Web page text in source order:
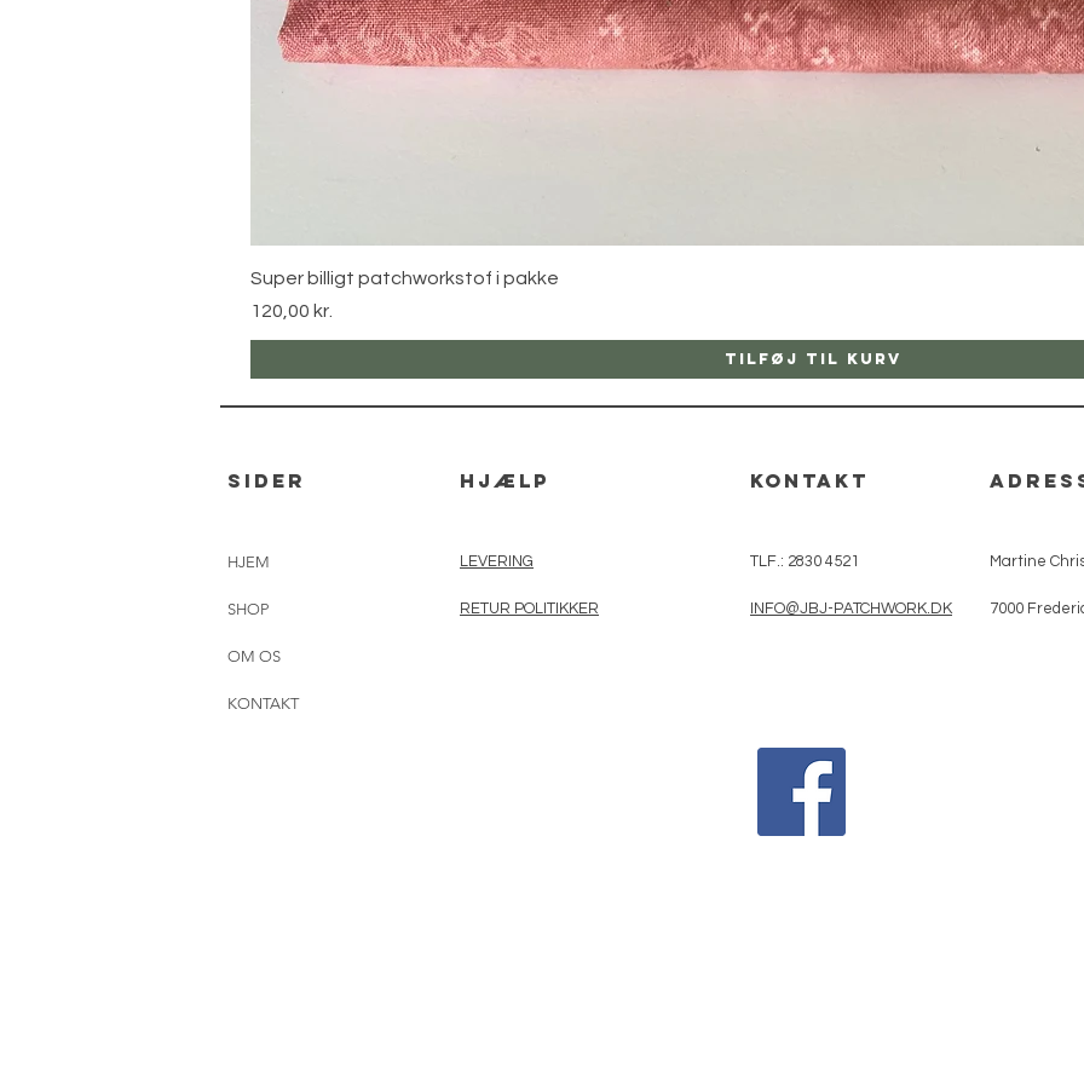
Super billigt patchworkstof i pakke
Pris
120,00 kr.
Tilføj til kurv
sider
HJEM
SHOP
OM OS
KONTAKT
hjælp
LEVERING
RETUR POLITIKKER
kontakt
TLF.: 2830 4521
INFO@JBJ-PATCHWORK.DK
Martine
7000